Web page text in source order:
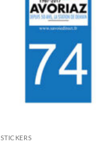
STICKERS